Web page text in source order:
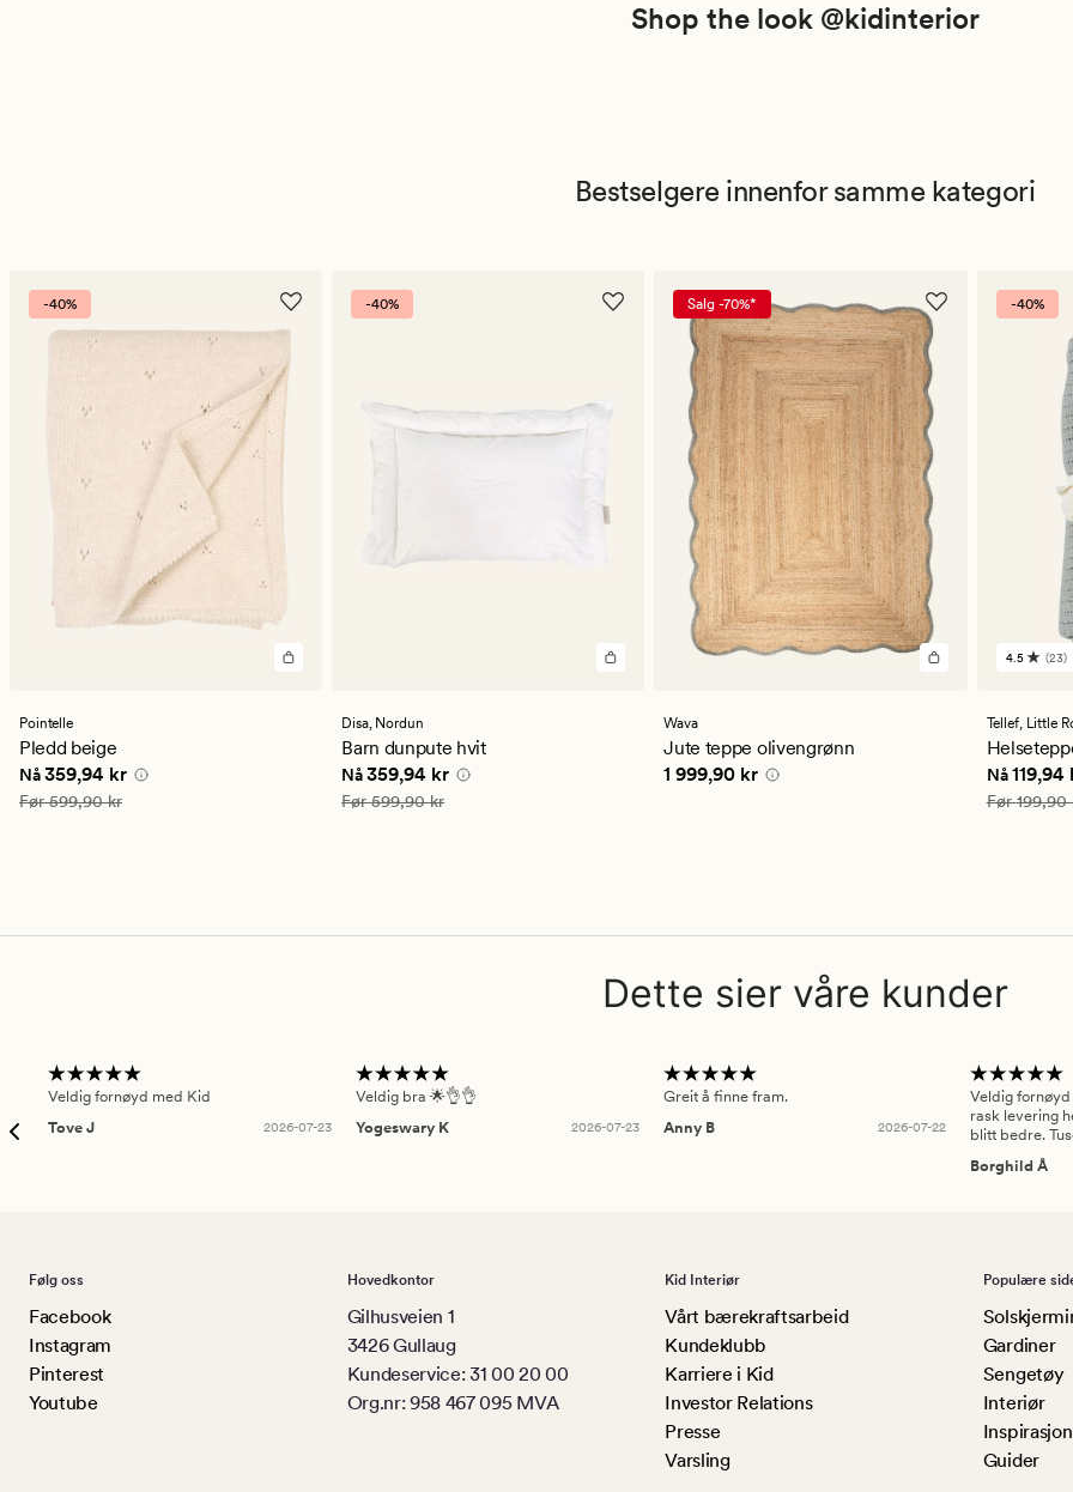
Shop the look @kidinterior
Bestselgere innenfor samme kategori
-40%
Pointelle
Pledd beige
Nåværende pris
Nå359,94 kr
Vanlig pris 599,90 kr
Før599,90 kr
-40%
Disa, Nordun
Barn dunpute hvit
Nåværende pris
Nå359,94 kr
Vanlig pris 599,90 kr
Før599,90 kr
Salg -70%*
Wava
Jute teppe olivengrønn
Pris 1 999,90 kr
1 999,90 kr
-40%
23
en
på
4.5
4.5 (23)
Tellef, Little
Nå 119,94
Vanlig pris
Før199,90
Dette sier våre kunder
Veldig fornøyd med Kid
Tove J
2026-07-23
Veldig bra 🌟👌👌
Yogeswary K
2026-07-23
Greit å finne fram.
Anny B
2026-07-22
Veldig
rask levering
blitt bedre.
Borghild Å
Følg oss
Facebook
Instagram
Pinterest
Youtube
Hovedkontor
Gilhusveien 1
3426 Gullaug
Kundeservice: 31 00 20 00
Org.nr: 958 467 095 MVA
Kid Interiør
Vårt bærekraftsarbeid
Kundeklubb
Karriere i Kid
Investor Relations
Presse
Varsling
Populære
Gardiner
Sengetøy
Interiør
Inspirasjon
Guider